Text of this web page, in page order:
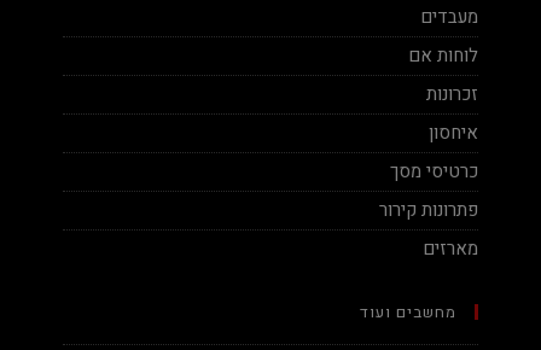
מעבדים
לוחות אם
זכרונות
איחסון
כרטיסי מסך
פתרונות קירור
מארזים
מחשבים ועוד